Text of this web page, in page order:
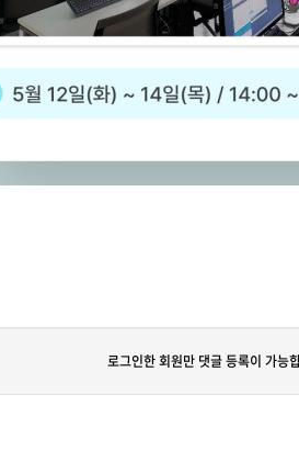
로그인한 회원만 댓글 등록이 가능